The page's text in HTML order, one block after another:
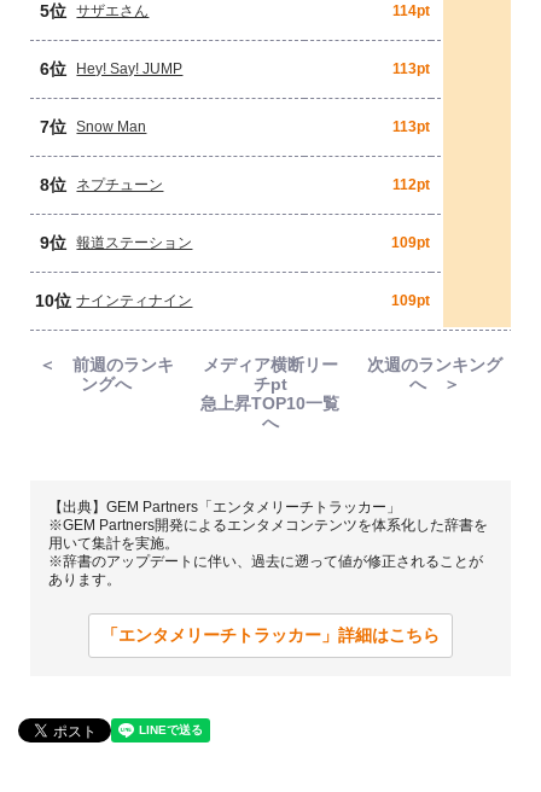
5位 サザエさん 114pt
6位 Hey! Say! JUMP 113pt
7位 Snow Man 113pt
8位 ネプチューン 112pt
9位 報道ステーション 109pt
10位 ナインティナイン 109pt
＜ 前週のランキ
ングへ
メディア横断リー
チpt
急上昇TOP10一覧
へ
次週のランキング
へ ＞
【出典】GEM Partners「エンタメリーチトラッカー」
※GEM Partners開発によるエンタメコンテンツを体系化した辞書を
用いて集計を実施。
※辞書のアップデートに伴い、過去に遡って値が修正されることが
あります。
「エンタメリーチトラッカー」詳細はこちら